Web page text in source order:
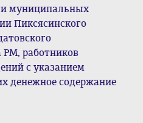
муниципальных
Пиксясинского
РМ, работников
с указанием
денежное содержание